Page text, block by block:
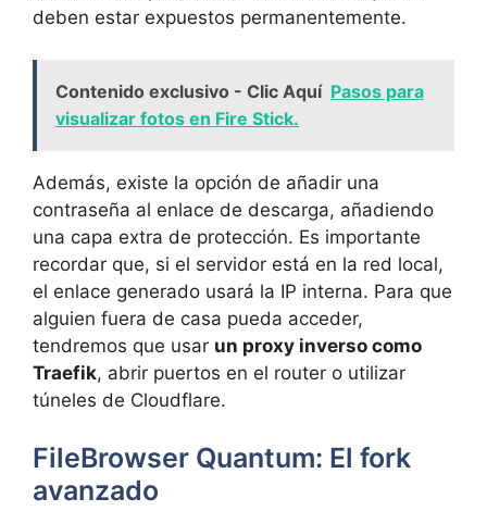
deben estar expuestos permanentemente.
Contenido exclusivo - Clic Aquí Pasos para
visualizar fotos en Fire Stick.
Además, existe la opción de añadir una
contraseña al enlace de descarga, añadiendo
una capa extra de protección. Es importante
recordar que, si el servidor está en la red local,
el enlace generado usará la IP interna. Para que
alguien fuera de casa pueda acceder,
tendremos que usar un proxy inverso como
Traefik, abrir puertos en el router o utilizar
túneles de Cloudflare.
FileBrowser Quantum: El fork
avanzado